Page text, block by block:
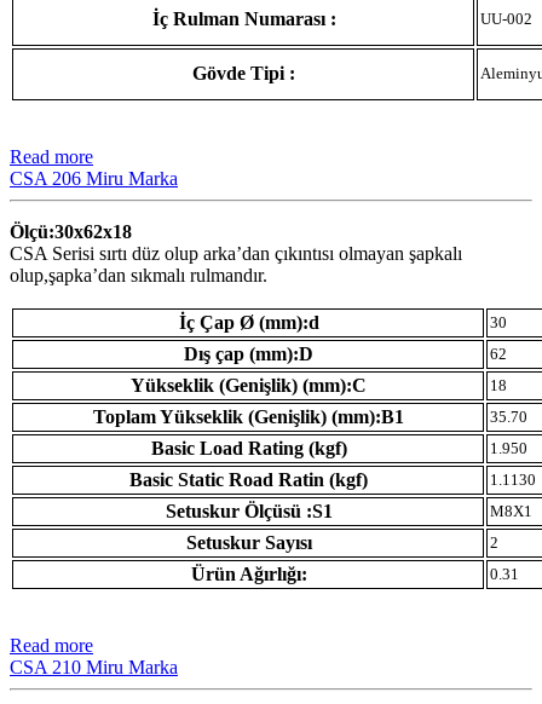
İç Rulman Numarası : UU-002
Gövde Tipi :
Read more
CSA 206 Miru Marka
Ölçü:30x62x18
CSA Serisi sırtı düz olup arka’dan çıkıntısı olmayan şapkalı
olup,şapka’dan sıkmalı rulmandır.
İç Çap Ø (mm):d 30
Dış çap (mm):D 62
Yükseklik (Genişlik) (mm):C 18
Toplam Yükseklik (Genişlik) (mm):B1 35.70
Basic Load Rating (kgf) 1.950
Basic Static Road Ratin (kgf) 1.1130
Setuskur Ölçüsü :S1 M8X1
Setuskur Sayısı 2
Ürün Ağırlığı: 0.31
Read more
CSA 210 Miru Marka